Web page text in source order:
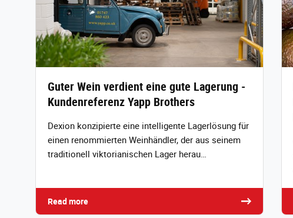
Guter Wein verdient eine gute Lagerung -
Kundenreferenz Yapp Brothers
Dexion konzipierte eine intelligente Lagerlösung für
einen renommierten Weinhändler, der aus seinem
traditionell viktorianischen Lager herau…
Read more